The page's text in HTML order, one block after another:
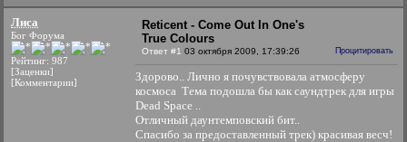
Лиса
Бог Форума
Рейтинг: 987
[Заценки]
[Комментарии]
Reticent - Come Out In One's
True Colours
Ответ #1 03 октября 2009, 17:39:26 Процитировать
Здорово.. Лично я почувствовала атмосферу
космоса Тема подошла бы как саундтрек для игры
Dead Space ..
Отличный даунтемповский бит..
Спасибо за предоставленный трек) красивая весч!